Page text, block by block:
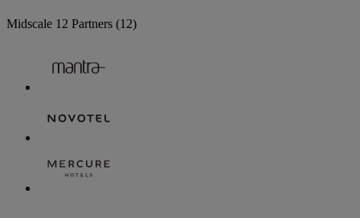
Midscale 12 Partners (12)